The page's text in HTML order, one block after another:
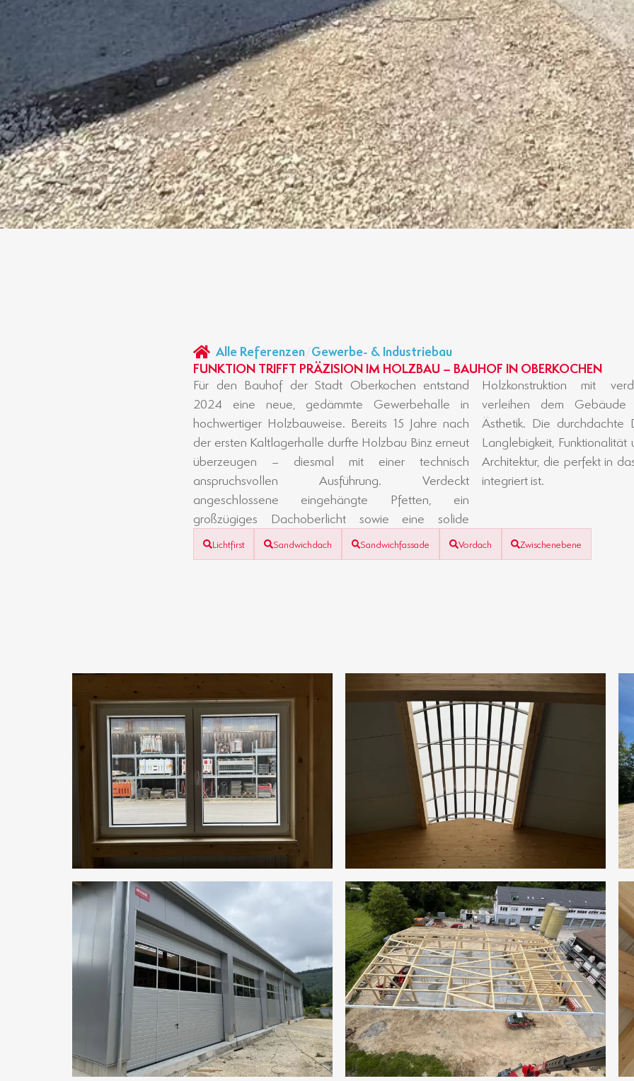
Alle Referenzen/Gewerbe- & Industriebau
FUNKTION TRIFFT PRÄZISION IM HOLZBAU – BAUHOF IN OBERKOCHEN
Für den Bauhof der Stadt Oberkochen entstand
2024 eine neue, gedämmte Gewerbehalle in
hochwertiger Holzbauweise. Bereits 15 Jahre nach
der ersten Kaltlagerhalle durfte Holzbau Binz erneut
überzeugen – diesmal mit einer technisch
anspruchsvollen Ausführung. Verdeckt
angeschlossene eingehängte Pfetten, ein
großzügiges Dachoberlicht sowie eine solide
Holzkonstruktion mit verdeckten Verbindungen
verleihen dem Gebäude eine klare, moderne
Ästhetik. Die durchdachte Detailplanung sorgt für
Langlebigkeit, Funktionalität und eine ansprechende
Architektur, die perfekt in das Gelände des Bauhofs
integriert ist.
Lichtfirst Sandwichdach Sandwichfassade Vordach Zwischenebene